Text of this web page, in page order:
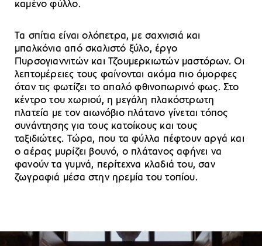
καμένο φύλλο.
Τα σπίτια είναι ολόπετρα, με σαχνισιά και
μπαλκόνια από σκαλιστό ξύλο, έργο
Πυρσογιαννιτών και Τζουμερκιωτών μαστόρων. Οι
λεπτομέρειες τους φαίνονται ακόμα πιο όμορφες
όταν τις φωτίζει το απαλό φθινοπωρινό φως. Στο
κέντρο του χωριού, η μεγάλη πλακόστρωτη
πλατεία με τον αιωνόβιο πλάτανο γίνεται τόπος
συνάντησης για τους κατοίκους και τους
ταξιδιώτες. Τώρα, που τα φύλλα πέφτουν αργά και
ο αέρας μυρίζει βουνό, ο πλάτανος αφήνει να
φανούν τα γυμνά, περίτεχνα κλαδιά του, σαν
ζωγραφιά μέσα στην ηρεμία του τοπίου.